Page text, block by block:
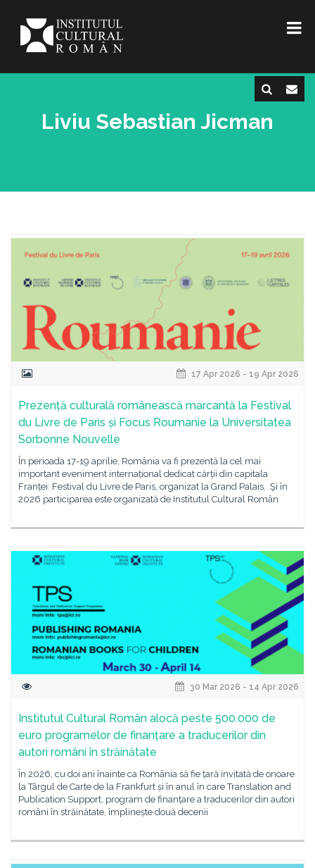
Liviu Sebastian Jicman
17 Apr 2026 - 19 Apr 2026
Prezență culturală românească marcantă la Festival
du Livre de Paris și Focus Roumanie la Universitatea
Sorbonne Nouvelle
În perioada 17-19 aprilie, România va fi prezentă la cel mai
important eveniment internațional dedicat cărții din capitala
Franței: Festival du Livre de Paris, organizat la Grand Palais. Şi în
2026 participarea este organizată de Institutul Cultural Român
30 Mar 2026 - 14 Apr 2026
Institutul Cultural Român alocă peste 500.000 de
euro programelor de finanțare a traducerilor din
autori români în străinătate
În 2026, cu doi ani înainte ca România să fie țară invitată de onoare
la Târgul de Carte de la Frankfurt și în anul în care Translation and
Publication Support, program de finanțare a traducerilor din autori
români în străinătate, împlinește două decenii